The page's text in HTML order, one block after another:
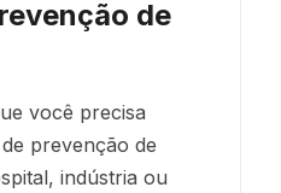
de
você precisa
prevenção de
indústria ou